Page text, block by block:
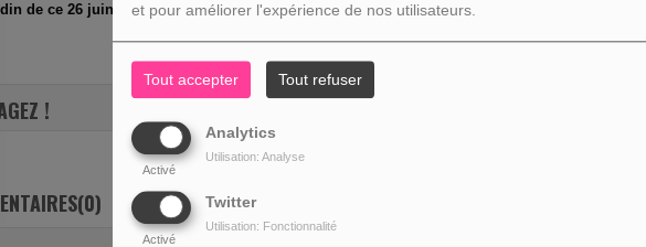
et pour améliorer l'expérience de nos utilisateurs.
Tout accepter Tout refuser
Analytics
Activé
Utilisation: Analyse
Twitter
Activé
Utilisation: Fonctionnalité
de ce 26 juin 2026 avec Frédéric Gabriel
!